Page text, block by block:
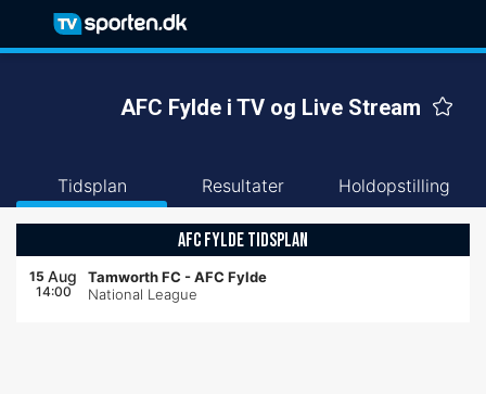
AFC Fylde i TV og Live Stream
Tidsplan Resultater Holdopstilling
AFC FYLDE TIDSPLAN
15 Aug
14:00
Tamworth FC -AFC Fylde
National League